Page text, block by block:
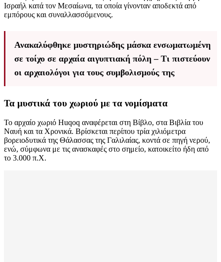
Ισραήλ κατά τον Μεσαίωνα, τα οποία γίνονταν αποδεκτά από
εμπόρους και συναλλασσόμενους.
Ανακαλύφθηκε μυστηριώδης μάσκα ενσωματωμένη
σε τοίχο σε αρχαία αιγυπτιακή πόλη – Τι πιστεύουν
οι αρχαιολόγοι για τους συμβολισμούς της
Τα μυστικά του χωριού με τα νομίσματα
Το αρχαίο χωριό Huqoq αναφέρεται στη Βίβλο, στα Βιβλία του
Ναυή και τα Χρονικά. Βρίσκεται περίπου τρία χιλιόμετρα
βορειοδυτικά της Θάλασσας της Γαλιλαίας, κοντά σε πηγή νερού,
ενώ, σύμφωνα με τις ανασκαφές στο σημείο, κατοικείτο ήδη από
το 3.000 π.Χ.